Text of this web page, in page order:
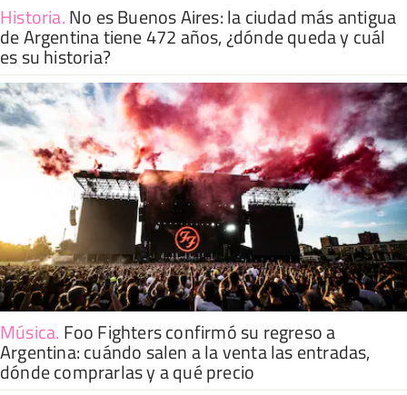
Historia.No es Buenos Aires: la ciudad más antigua
de Argentina tiene 472 años, ¿dónde queda y cuál
es su historia?
Música. Foo Fighters confirmó su regreso a
Argentina: cuándo salen a la venta las entradas,
dónde comprarlas y a qué precio